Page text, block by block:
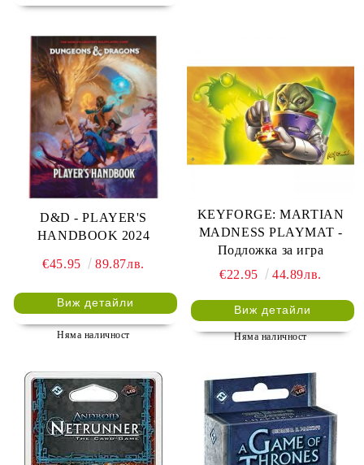
D&D - PLAYER'S
HANDBOOK 2024
€45.95 89.87лв.
Виж детайли
Няма наличност
KEYFORGE: MARTIAN
MADNESS PLAYMAT -
Подложка за игра
€22.95
44.89лв.
Виж детайли
Няма наличност